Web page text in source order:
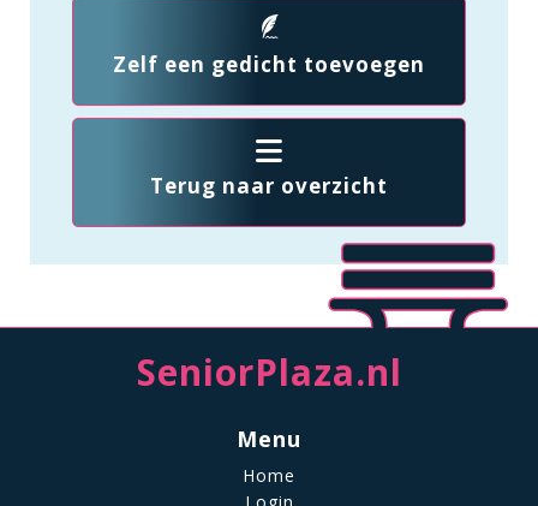
Zelf een gedicht toevoegen
Terug naar overzicht
SeniorPlaza.nl
Menu
Home